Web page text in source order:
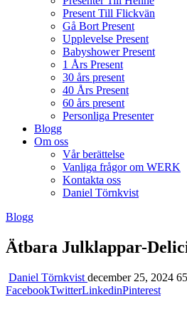
Present Till Flickvän
Gå Bort Present
Upplevelse Present
Babyshower Present
1 Års Present
30 års present
40 Års Present
60 års present
Personliga Presenter
Blogg
Om oss
Vår berättelse
Vanliga frågor om WERK
Kontakta oss
Daniel Törnkvist
Blogg
Ätbara Julklappar-
Daniel Törnkvist december 25, 2024
FacebookTwitterLinkedinPinterest